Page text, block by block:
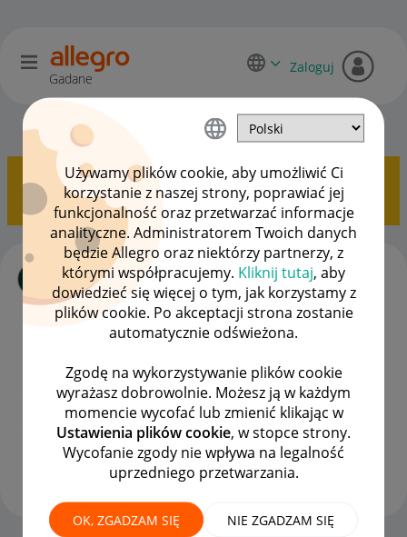
Używamy plików cookie, aby umożliwić Ci
korzystanie z naszej strony, poprawiać jej
funkcjonalność oraz przetwarzać informacje
analityczne. Administratorem Twoich danych
będzie Allegro oraz niektórzy partnerzy, z
którymi współpracujemy. Kliknij tutaj, aby
dowiedzieć się więcej o tym, jak korzystamy z
plików cookie. Po akceptacji strona zostanie
automatycznie odświeżona.
Zgodę na wykorzystywanie plików cookie
wyrażasz dobrowolnie. Możesz ją w każdym
momencie wycofać lub zmienić klikając w
Ustawienia plików cookie, w stopce strony.
Wycofanie zgody nie wpływa na legalność
uprzedniego przetwarzania.
OK, ZGADZAM SIĘ NIE ZGADZAM SIĘ
Gadane
Zaloguj
Sprzedający o Allegro Lokalnie OPCJE
Pokazywanie tematów z etykietąSortowanie .
Pokaż wszystkie tematy
Allegro Lokalnie - Sortowanie Ofert
autorkurn12z‎15-06-202512:17
Ostatnio opublikowano w dniu‎02-01-2026 12:19, autor
nat_not
[Błąd ?] Dlaczego moja oferta nie jest
widoczna na liście ofert?
autorKaemo z‎22-11-2024 18:12
Ostatnio opublikowano w dniu‎26-11-202411:01, autor
MOJEGRATY5
10ODPOWIEDZI 1923